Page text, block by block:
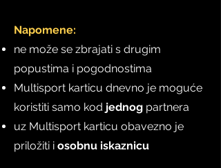
Napomene:
ne može se zbrajati s drugim
popustima i pogodnostima
Multisport karticu dnevno je moguće
koristiti samo kod jednog partnera
uz Multisport karticu obavezno je
priložiti i osobnu iskaznicu